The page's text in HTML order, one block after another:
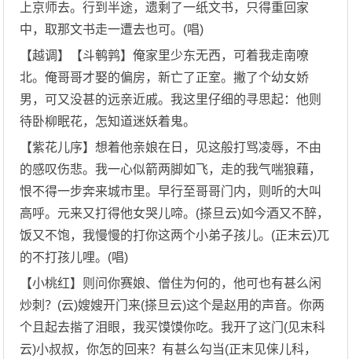
上京师去。行到半途，遗剩了一纸文书，只得重回家
中，取那文书走一遭去也可。(唱)
【越调】【斗鹌鹑】俺家里少东无西，可着我走南嘹
北。俺哥哥才娶的偏房，新亡了正室。撇了个幼女娇
男，可又没甚的远亲近戚。我这里仔细的寻思起：他则
待卧柳眠花，怎知道迷妖着鬼。
【紫花儿序】想着他亲娘在日，见这般打骂凌辱，不由
的感叹伤悲。我一心似箭两脚如飞，走的我气喘狼藉，
恨不得一步奔来城市里。早行至哥哥门内，则听的大叫
高呼。元来又打得他女哭儿啼。(搽旦云)如今酒又不醉，
饭又不饱，我慢慢的打你这两个小弟子孩儿。(正末云)兀
的不打孩儿哩。(唱)
【小桃红】则问你赛娘、僧住为何的，他可也有甚么闲
炒刺？(云)嫂嫂开门来(搽旦云)这个是赵用的声音。你两
个且起去揩了泪眼，我买馍馍你吃。我开了这门(见末科
云)小叔叔，你怎的回来？有甚么勾当(正末见俫儿科，